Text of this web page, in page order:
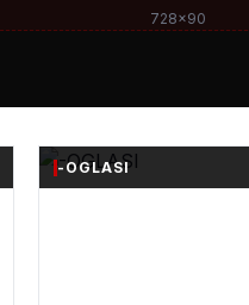
728x90
-OGLASI